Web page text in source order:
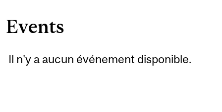
Events
Il n'y a aucun événement disponible.